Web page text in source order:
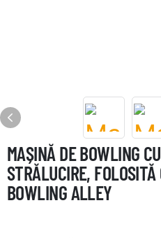
MAȘINĂ DE BOWLING
STRĂLUCIRE,
BOWLING ALLEY